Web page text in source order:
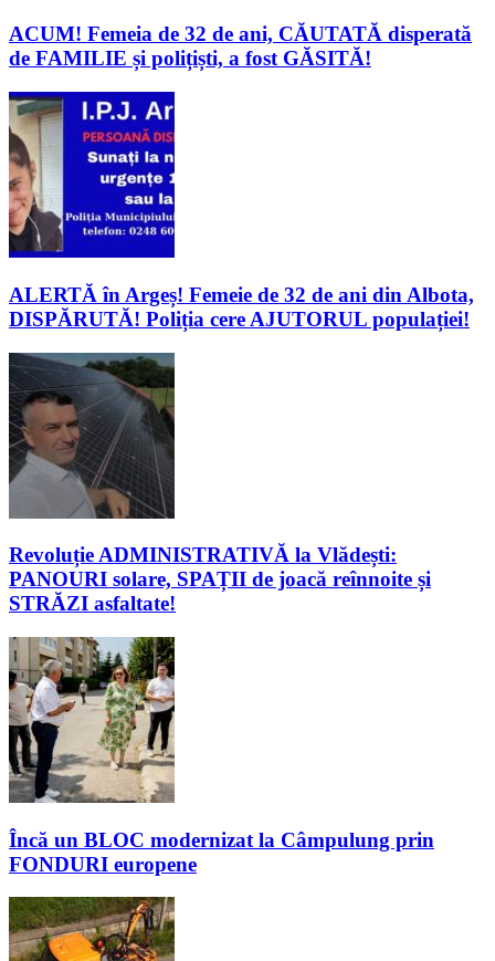
ACUM! Femeia de 32 de ani, CĂUTATĂ disperată
de FAMILIE și polițiști, a fost GĂSITĂ!
ALERTĂ în Argeș! Femeie de 32 de ani din Albota,
DISPĂRUTĂ! Poliția cere AJUTORUL populației!
Revoluție ADMINISTRATIVĂ la Vlădești:
PANOURI solare, SPAȚII de joacă reînnoite și
STRĂZI asfaltate!
Încă un BLOC modernizat la Câmpulung prin
FONDURI europene